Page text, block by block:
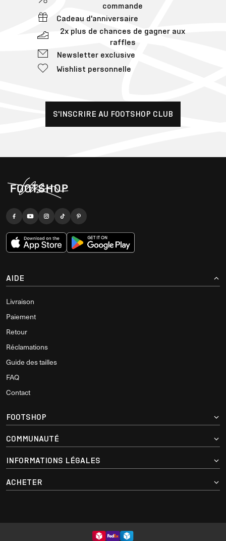
commande
Cadeau d'anniversaire
2x plus de chances de gagner aux
raffles
Newsletter exclusive
Wishlist personnelle
S'INSCRIRE AU FOOTSHOP CLUB
AIDE
Livraison
Paiement
Retour
Réclamations
Guide des tailles
FAQ
Contact
FOOTSHOP
COMMUNAUTÉ
INFORMATIONS LÉGALES
ACHETER